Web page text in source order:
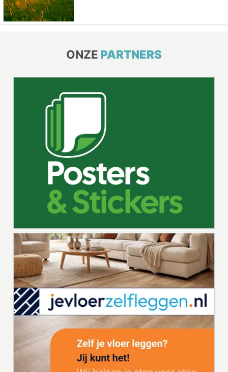
ONZE PARTNERS